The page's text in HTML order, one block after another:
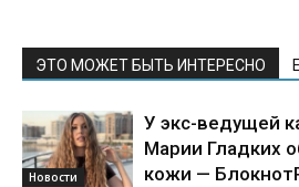
ЭТО МОЖЕТ БЫТЬ ИНТЕРЕСНО
Новости
У экс-ведущей
Марии Гладких
кожи —